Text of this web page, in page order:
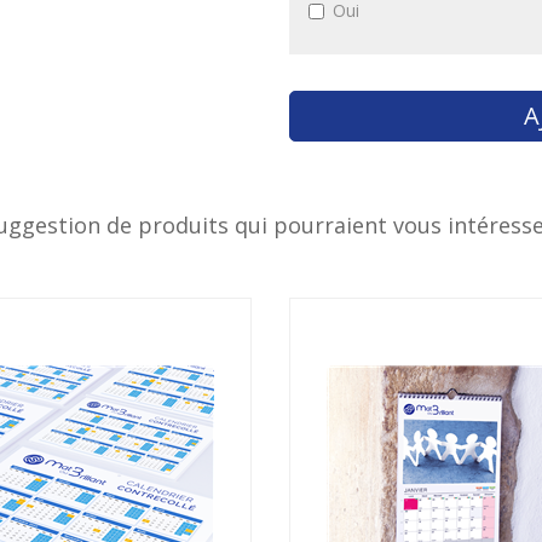
Oui
de produits qui pourraient vous